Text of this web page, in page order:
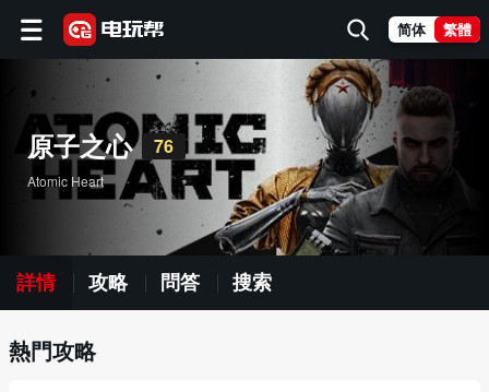
简体 繁體
原子之心 76
Atomic Heart
詳情 攻略 問答 搜索
熱門攻略